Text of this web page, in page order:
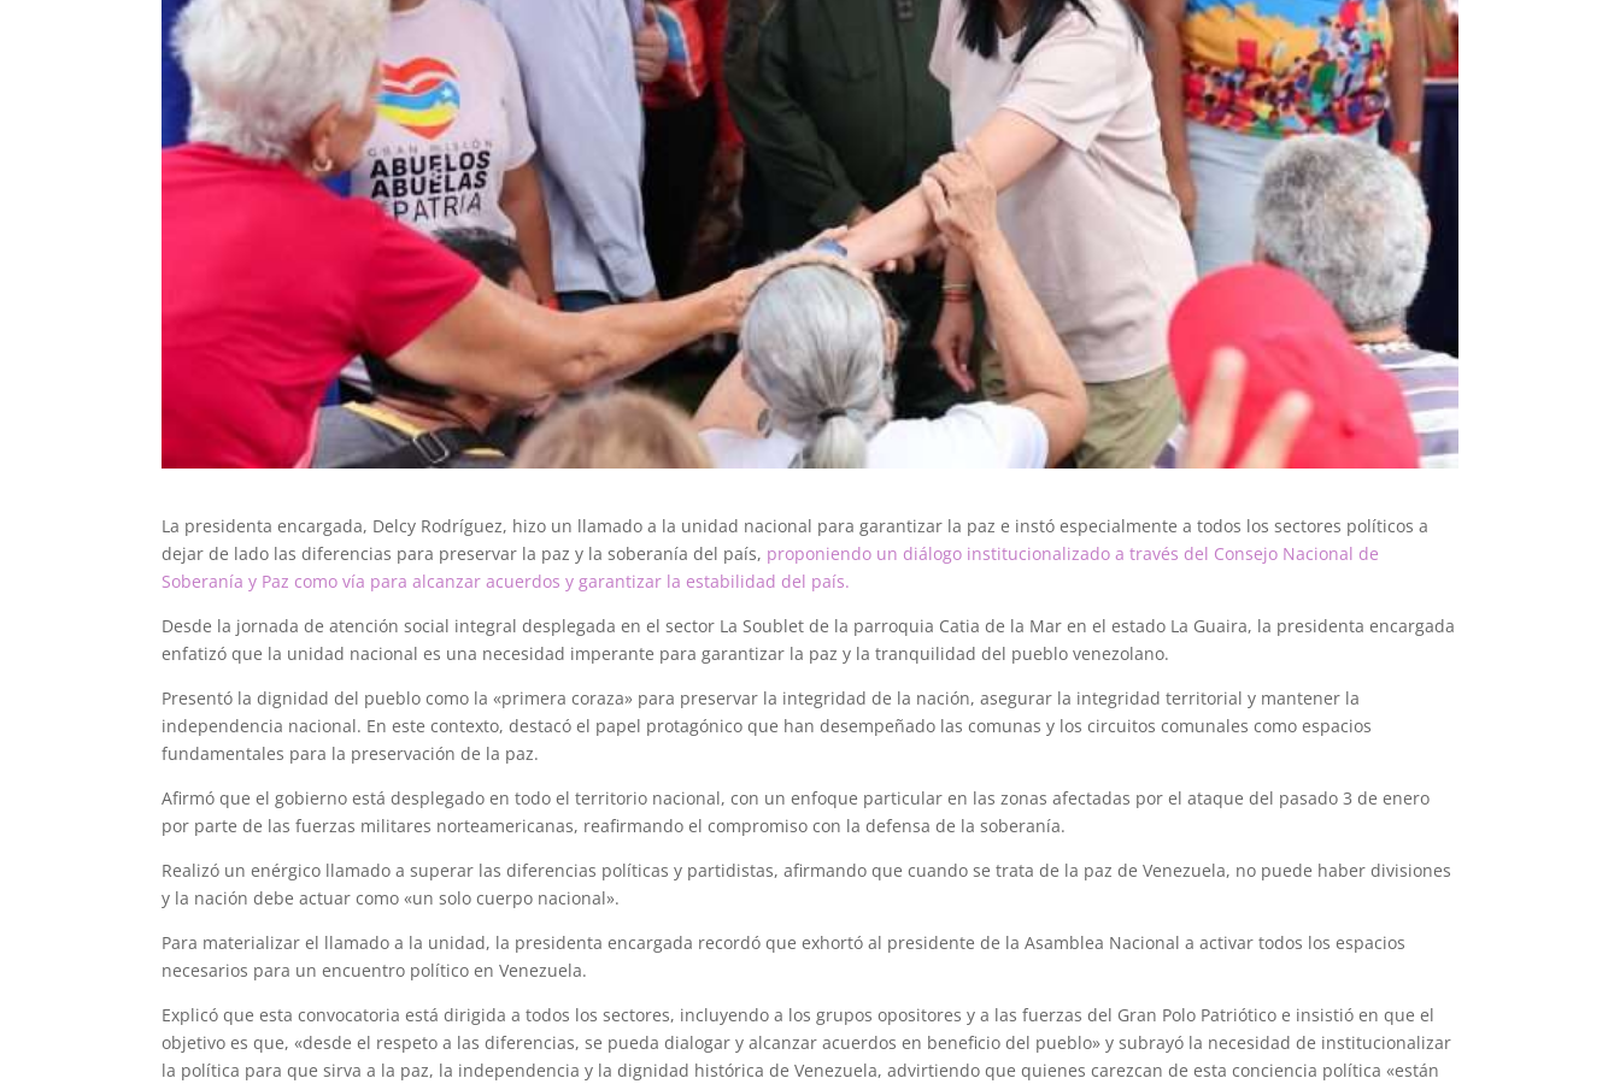
La presidenta encargada, Delcy Rodríguez, hizo un llamado a la unidad nacional para garantizar la paz e instó especialmente a todos los sectores políticos a
dejar de lado las diferencias para preservar la paz y la soberanía del país, proponiendo un diálogo institucionalizado a través del Consejo Nacional de
Soberanía y Paz como vía para alcanzar acuerdos y garantizar la estabilidad del país.
Desde la jornada de atención social integral desplegada en el sector La Soublet de la parroquia Catia de la Mar en el estado La Guaira, la presidenta encargada
enfatizó que la unidad nacional es una necesidad imperante para garantizar la paz y la tranquilidad del pueblo venezolano.
Presentó la dignidad del pueblo como la «primera coraza» para preservar la integridad de la nación, asegurar la integridad territorial y mantener la
independencia nacional. En este contexto, destacó el papel protagónico que han desempeñado las comunas y los circuitos comunales como espacios
fundamentales para la preservación de la paz.
Afirmó que el gobierno está desplegado en todo el territorio nacional, con un enfoque particular en las zonas afectadas por el ataque del pasado 3 de enero
por parte de las fuerzas militares norteamericanas, reafirmando el compromiso con la defensa de la soberanía.
Realizó un enérgico llamado a superar las diferencias políticas y partidistas, afirmando que cuando se trata de la paz de Venezuela, no puede haber divisiones
y la nación debe actuar como «un solo cuerpo nacional».
Para materializar el llamado a la unidad, la presidenta encargada recordó que exhortó al presidente de la Asamblea Nacional a activar todos los espacios
necesarios para un encuentro político en Venezuela.
Explicó que esta convocatoria está dirigida a todos los sectores, incluyendo a los grupos opositores y a las fuerzas del Gran Polo Patriótico e insistió en que el
objetivo es que, «desde el respeto a las diferencias, se pueda dialogar y alcanzar acuerdos en beneficio del pueblo» y subrayó la necesidad de institucionalizar
la política para que sirva a la paz, la independencia y la dignidad histórica de Venezuela, advirtiendo que quienes carezcan de esta conciencia política «están